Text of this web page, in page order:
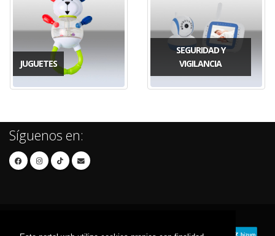
JUGUETES
SEGURIDAD Y
VIGILANCIA
Síguenos en: